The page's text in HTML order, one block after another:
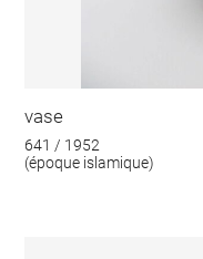
vase
641 / 1952
(époque islamique)